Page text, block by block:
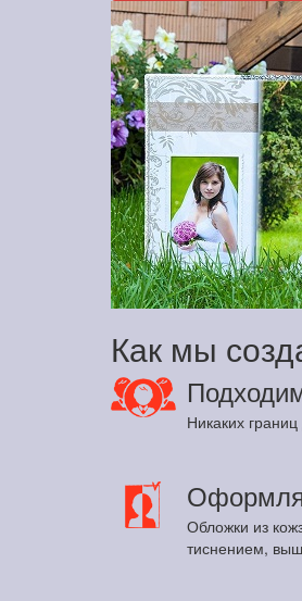
Как мы
Никаких
Обложки из
тиснением,